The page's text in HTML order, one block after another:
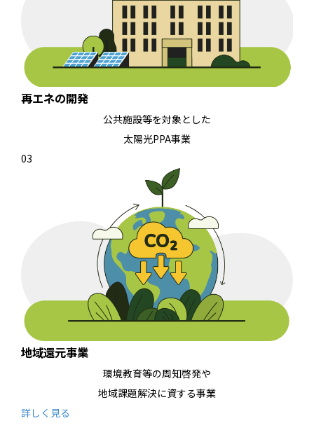
再エネの開発
公共施設等を対象とした
太陽光PPA事業
03
地域還元事業
環境教育等の周知啓発や
地域課題解決に資する事業
詳しく見る